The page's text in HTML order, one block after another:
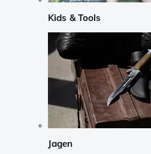
Kids & Tools
Jagen